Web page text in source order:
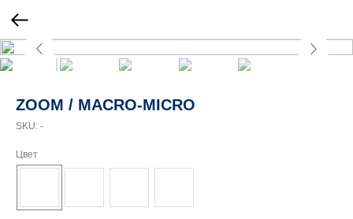
ZOOM / MACRO-MICRO
SKU: -
Цвет